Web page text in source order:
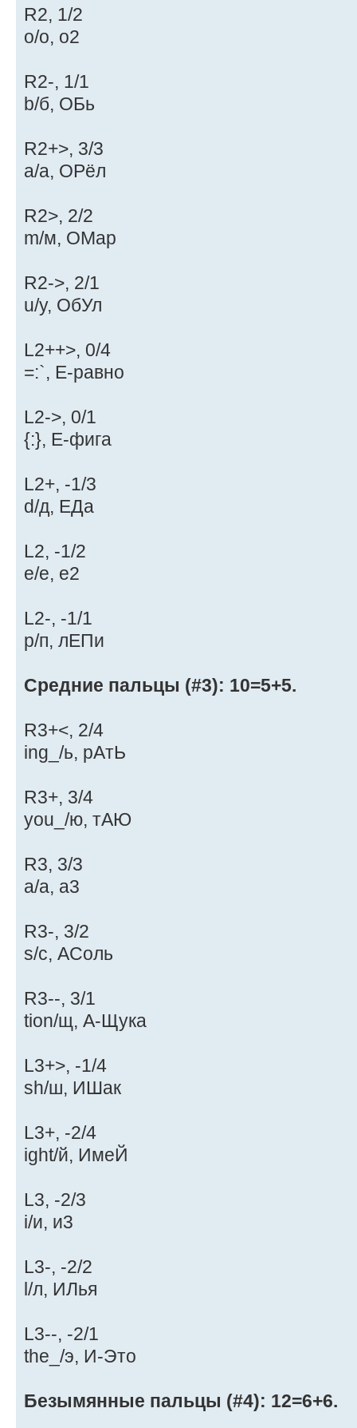
R2, 1/2
o/о, о2
R2-, 1/1
b/б, ОБь
R2+>, 3/3
a/а, ОРёл
R2>, 2/2
m/м, ОМар
R2->, 2/1
u/у, ОбУл
L2++>, 0/4
=:`, Е-равно
L2->, 0/1
{:}, Е-фига
L2+, -1/3
d/д, ЕДа
L2, -1/2
e/е, е2
L2-, -1/1
p/п, лЕПи
Средние пальцы (#3): 10=5+5.
R3+<, 2/4
ing_/ь, рАтЬ
R3+, 3/4
you_/ю, тАЮ
R3, 3/3
a/а, а3
R3-, 3/2
s/с, АСоль
R3--, 3/1
tion/щ, А-Щука
L3+>, -1/4
sh/ш, ИШак
L3+, -2/4
ight/й, ИмеЙ
L3, -2/3
i/и, и3
L3-, -2/2
l/л, ИЛья
L3--, -2/1
the_/э, И-Это
Безымянные пальцы (#4): 12=6+6.